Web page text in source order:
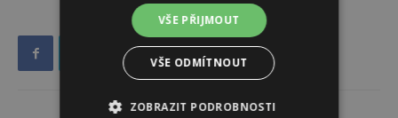
VŠE PŘIJMOUT
VŠE ODMÍTNOUT
ZOBRAZIT PODROBNOSTI